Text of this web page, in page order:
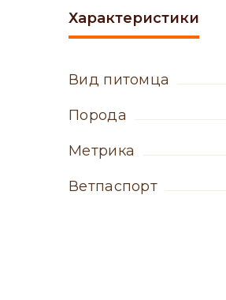
Характеристики
вид питомца
порода
метрика
ветпаспорт